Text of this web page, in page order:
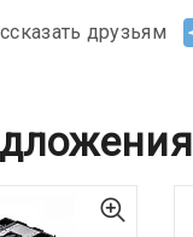
друзьям